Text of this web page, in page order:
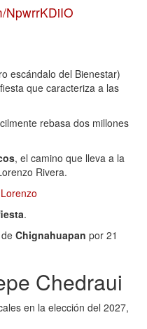
NpwrrKDiIO
escándalo del Bienestar)
que caracteriza a las
rebasa dos millones
, el camino que lleva a la
Rivera.
.
Chignahuapan por 21
Chedraui
en la elección del 2027,